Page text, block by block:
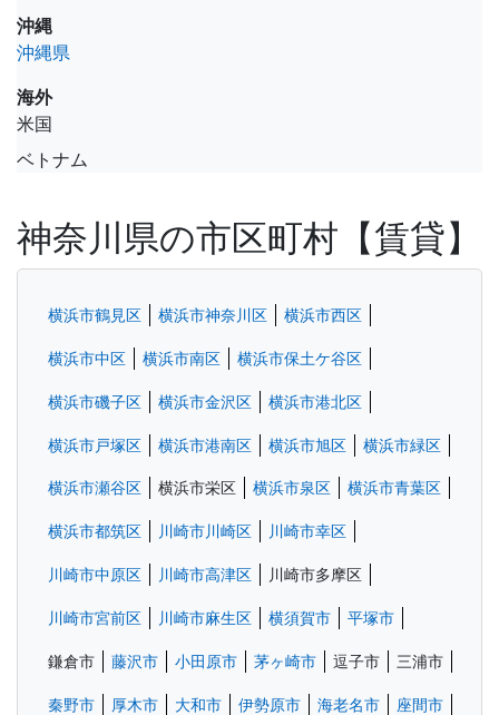
沖縄
沖縄県
海外
米国
ベトナム
神奈川県の市区町村【賃貸】
横浜市鶴見区 横浜市神奈川区 横浜市西区
横浜市中区 横浜市南区 横浜市保土ケ谷区
横浜市磯子区 横浜市金沢区 横浜市港北区
横浜市戸塚区 横浜市港南区 横浜市旭区 横浜市緑区
横浜市瀬谷区 横浜市栄区 横浜市泉区 横浜市青葉区
横浜市都筑区 川崎市川崎区 川崎市幸区
川崎市中原区 川崎市高津区 川崎市多摩区
川崎市宮前区 川崎市麻生区 横須賀市 平塚市
鎌倉市 藤沢市 小田原市 茅ヶ崎市 逗子市 三浦市
秦野市 厚木市 大和市 伊勢原市 海老名市 座間市